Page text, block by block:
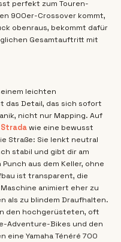
perfekt zum Touren-
900er-Crossover kommt,
obenraus, bekommt dafür
Gesamtauftritt mit
leichten
das Detail, das sich sofort
nicht nur Mapping. Auf
Stradawie eine bewusst
Straße: Sie lenkt neutral
stabil und gibt dir am
aus dem Keller, ohne
ist transparent, die
animiert eher zu
als zu blindem Draufhalten.
den hochgerüsteten, oft
Adventure-Bikes und den
eine Yamaha Ténéré 700